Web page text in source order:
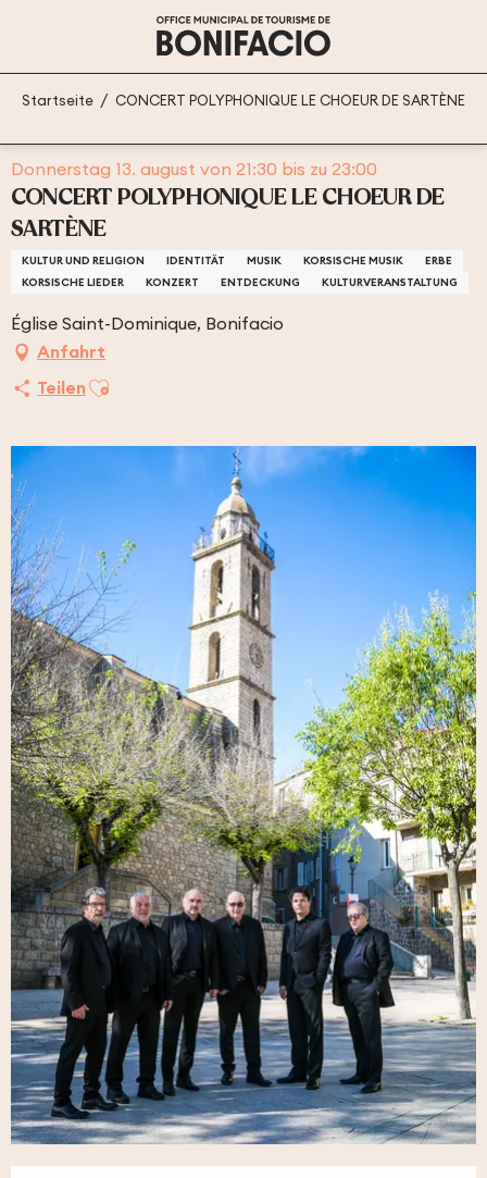
principal
Startseite CONCERT POLYPHONIQUE LE CHOEUR DE SARTÈNE
Donnerstag 13. august von 21:30 bis zu 23:00
CONCERT POLYPHONIQUE LE CHOEUR DE
SARTÈNE
KULTUR UND RELIGION IDENTITÄT MUSIK KORSISCHE MUSIK
ERBE
KORSISCHE LIEDER
KONZERT ENTDECKUNG KULTURVERANSTALTUNG
Église Saint-Dominique, Bonifacio
Anfahrt
TeilenAjouter aux favoris